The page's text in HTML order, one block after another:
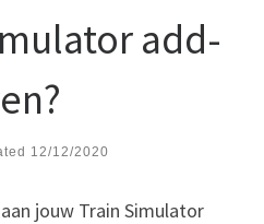
add-
12/12/2020
jouw Train Simulator